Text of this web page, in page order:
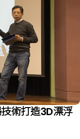
術打造3D漂浮